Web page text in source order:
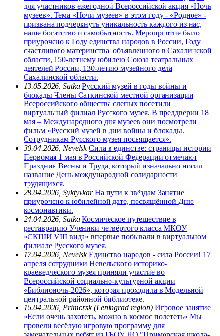
для участников ежегодной Всероссийской акция «Ночь
музеев». Тема «Ночи музеев» в этом году - «Родное» -
призвана подчеркнуть уникальность каждого из нас,
наше богатство и самобытность. Мероприятие было
приурочено к Году единства народов в России, Году
счастливого материнства, объявленного в Сахалинской
области, 150-летнему юбилею Союза театральных
деятелей России, 130-летию музейного дела
Сахалинской области.
13.05.2026, Satka Русский музей в годы войны и
блокады Члены Саткинской местной организации
Всероссийского общества слепых посетили
виртуальный филиал Русского музея. В преддверии 18
мая – Международного дня музеев они посмотрели
фильм «Русский музей в дни войны и блокады.
Сотрудникам Русского музея посвящается».
30.04.2026, NevelskСила в единстве: страницы истории
Первомая 1 мая в Российской Федерации отмечают
Праздник Весны и Труда, который изначально носил
название День международной солидарности
трудящихся.
28.04.2026, SyktyvkarНа пути к звёздам Занятие
приурочено к юбилейной дате, посвящённой Дню
космонавтики.
24.04.2026, Satka Космическое путешествие в
реставрацию Ученики четвёртого класса МКОУ
«СКШИ VIII вида» впервые побывали в виртуальном
филиале Русского музея.
17.04.2026, NevelskЕдинство народов - сила России! 17
апреля сотрудники Невельского историко-
краеведческого музея приняли участие во
Всероссийской социально-культурной акции
«Библионочь-2026», которая проходила в Модельной
центральной районной библиотеке.
16.04.2026, Primorsk (Leningrad region) Игровое занятие
«Если очень захотеть, можно в космос полететь» Мы
провели весёлую игровую программу для
замечательных ребят из ГБОУ ЛО "Приморская школа-